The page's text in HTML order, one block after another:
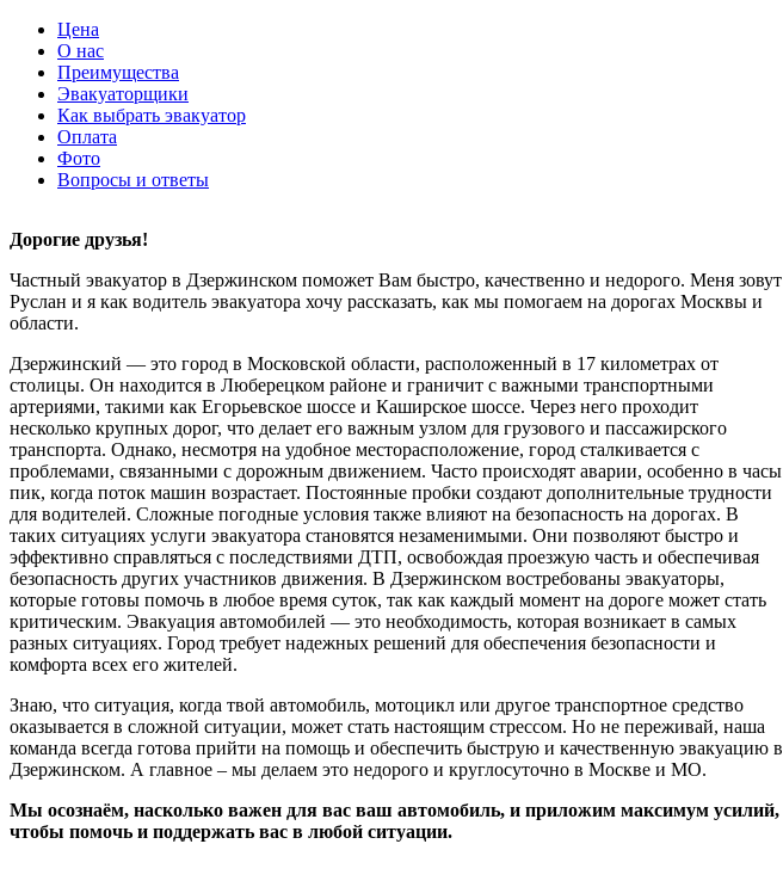
Цена
О нас
Преимущества
Эвакуаторщики
Как выбрать эвакуатор
Оплата
Фото
Вопросы и ответы
Дорогие друзья!
Частный эвакуатор в Дзержинском поможет Вам быстро, качественно и недорого. Меня зовут
Руслан и я как водитель эвакуатора хочу рассказать, как мы помогаем на дорогах Москвы и
области.
Дзержинский — это город в Московской области, расположенный в 17 километрах от
столицы. Он находится в Люберецком районе и граничит с важными транспортными
артериями, такими как Егорьевское шоссе и Каширское шоссе. Через него проходит
несколько крупных дорог, что делает его важным узлом для грузового и пассажирского
транспорта. Однако, несмотря на удобное месторасположение, город сталкивается с
проблемами, связанными с дорожным движением. Часто происходят аварии, особенно в часы
пик, когда поток машин возрастает. Постоянные пробки создают дополнительные трудности
для водителей. Сложные погодные условия также влияют на безопасность на дорогах. В
таких ситуациях услуги эвакуатора становятся незаменимыми. Они позволяют быстро и
эффективно справляться с последствиями ДТП, освобождая проезжую часть и обеспечивая
безопасность других участников движения. В Дзержинском востребованы эвакуаторы,
которые готовы помочь в любое время суток, так как каждый момент на дороге может стать
критическим. Эвакуация автомобилей — это необходимость, которая возникает в самых
разных ситуациях. Город требует надежных решений для обеспечения безопасности и
комфорта всех его жителей.
Знаю, что ситуация, когда твой автомобиль, мотоцикл или другое транспортное средство
оказывается в сложной ситуации, может стать настоящим стрессом. Но не переживай, наша
команда всегда готова прийти на помощь и обеспечить быструю и качественную эвакуацию в
Дзержинском. А главное – мы делаем это недорого и круглосуточно в Москве и МО.
Мы осознаём, насколько важен для вас ваш автомобиль, и приложим максимум усилий,
чтобы помочь и поддержать вас в любой ситуации.